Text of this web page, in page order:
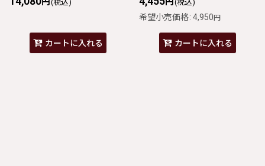
(税込)
カートに入れる
(税込)
希望小売価格: 4,950円
カートに入れる